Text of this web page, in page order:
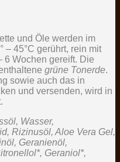
und Öle werden im
– 45°C gerührt, rein mit
6 Wochen gereift. Die
grüne Tonerde.
sowie auch das in
und versenden, wird in
Wasser,
Rizinusöl, Aloe Vera Gel,
Geranienöl,
Geraniol*,